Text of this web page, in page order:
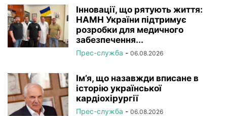
Інновації, що рятують життя:
НАМН України підтримує
розробки для медичного
забезпечення...
Прес-служба - 06.08.2026
Ім’я, що назавжди вписане в
історію української
кардіохірургії
Прес-служба - 06.08.2026